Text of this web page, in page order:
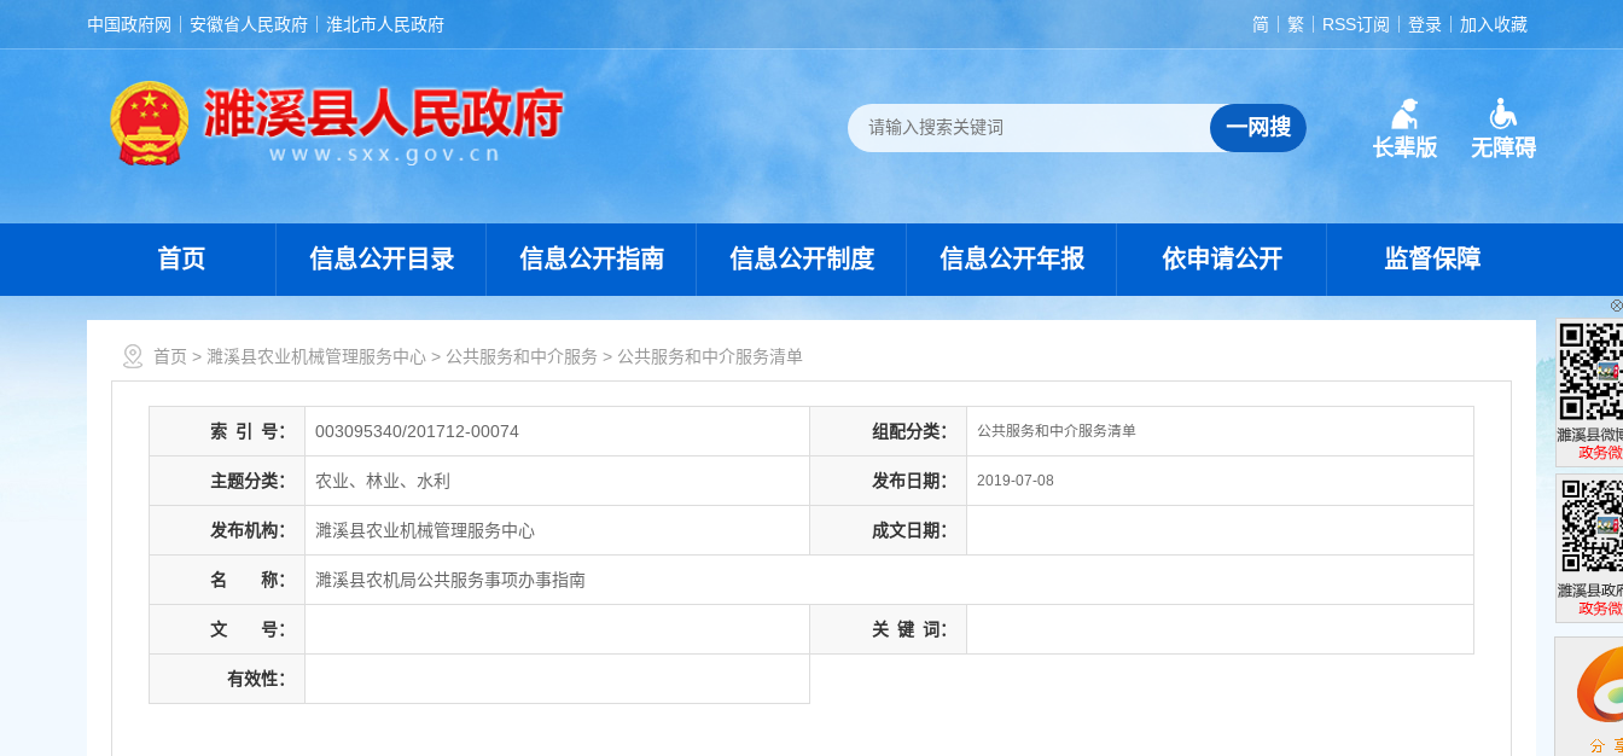
中国政府网 安徽省人民政府 淮北市人民政府 简 繁 RSS订阅 登录 加入收藏
长辈版 无障碍
首页 信息公开目录 信息公开指南 信息公开制度 信息公开年报 依申请公开 监督保障
首页 > 濉溪县农业机械管理服务中心 > 公共服务和中介服务 > 公共服务和中介服务清单
索 引 号： 003095340/201712-00074 组配分类： 公共服务和中介服务清单
主题分类： 农业、林业、水利 发布日期： 2019-07-08
发布机构： 濉溪县农业机械管理服务中心 成文日期：
名 称： 濉溪县农机局公共服务事项办事指南
文 号： 关 键 词：
有效性：
濉溪县政
政务微博
濉溪县政
政务微信